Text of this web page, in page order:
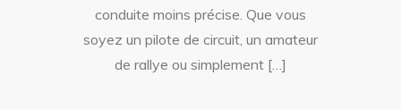
?
Guide
complet
conduite moins précise. Que vous
soyez un pilote de circuit, un amateur
de rallye ou simplement […]